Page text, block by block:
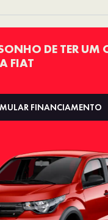
DE TER UM
FIAT
FINANCIAMENTO